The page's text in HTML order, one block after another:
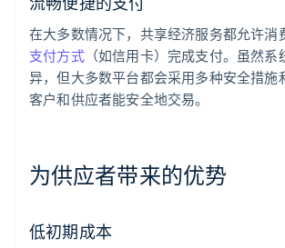
在大多数情况下，共享经济服务都允许消
支付方式（如信用卡）完成支付。虽然系
异，但大多数平台都会采用多种安全措施
客户和供应者能安全地交易。
为供应者带来的优势
低初期成本